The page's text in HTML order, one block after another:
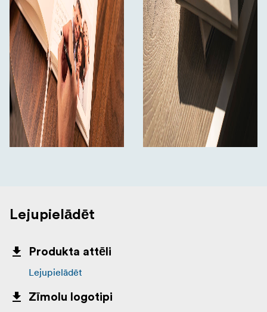
Lejupielādēt
Produkta attēli
Lejupielādēt
Zīmolu logotipi